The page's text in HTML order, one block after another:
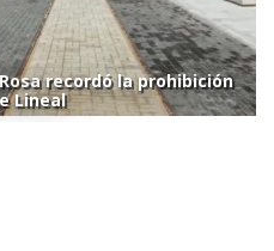
recordó la prohibición
Lineal